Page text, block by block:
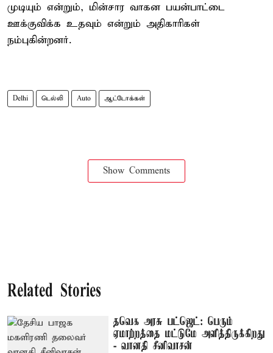
முடியும் என்றும், மின்சார வாகன பயன்பாட்டை
ஊக்குவிக்க உதவும் என்றும் அதிகாரிகள்
நம்புகின்றனர்.
Delhi டெல்லி Auto ஆட்டோக்கள்
Show Comments
Related Stories
தவெக அரசு பட்ஜெட்: பெரும்
ஏமாற்றத்தை மட்டுமே அளித்திருக்கிறது
- வானதி சீனிவாசன்